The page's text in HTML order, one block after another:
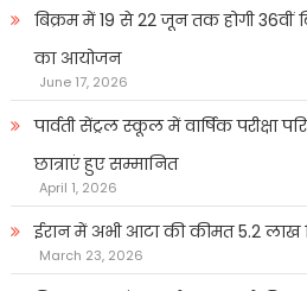
बिक्रम में 19 से 22 जून तक होगी 36वीं
का आयोजन
June 17, 2026
पार्वती सेंट्रल स्कूल में वार्षिक परीक्षा
छात्राएं हुए सम्मानित
April 1, 2026
ईरान में अभी आटा की कीमत 5.2 लाख
March 23, 2026